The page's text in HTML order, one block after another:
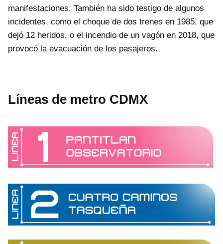
manifestaciones. También ha sido testigo de algunos
incidentes, como el choque de dos trenes en 1985, que
dejó 12 heridos, o el incendio de un vagón en 2018, que
provocó la evacuación de los pasajeros.
Líneas de metro CDMX